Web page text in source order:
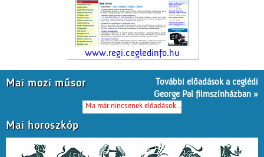
www.regi.cegledinfo.hu
Mai mozi műsor
További előadások a ceglédi
George Pal filmszínházban »
Ma már nincsenek előadások...
Mai horoszkóp